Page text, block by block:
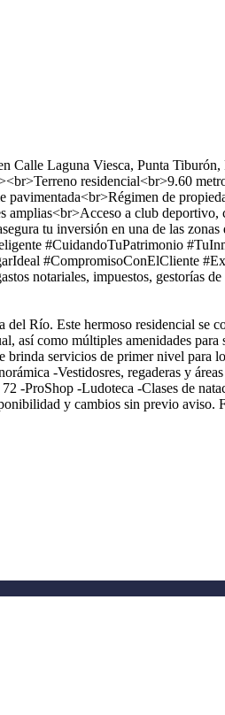
Calle Laguna Viesca, Punta Tiburón,
residencial<br>9.60
de
a club deportivo,
tu inversión en una de las
#CuidandoTuPatrimonio
#CompromisoConElCliente
notariales, impuestos, gestorías
Río. Este hermoso residencial se
así como múltiples amenidades
servicios de primer nivel para
-Vestidosres, regaderas y áreas
-ProShop -Ludoteca -Clases de
y cambios sin previo aviso.